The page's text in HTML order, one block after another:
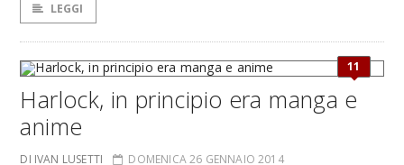
LEGGI
11
Harlock, in principio era manga e
anime
DI IVAN LUSETTI DOMENICA 26 GENNAIO 2014